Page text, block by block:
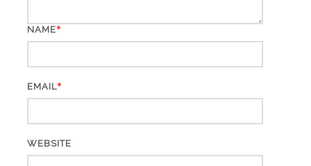
NAME*
EMAIL*
WEBSITE